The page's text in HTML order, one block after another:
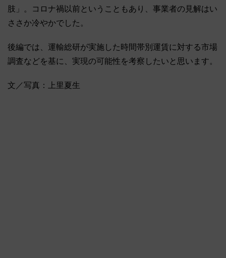
肢」。コロナ禍以前ということもあり、事業者の見解はい
ささか冷やかでした。
後編では、運輸総研が実施した時間帯別運賃に対する市場
調査などを基に、実現の可能性を考察したいと思います。
文／写真：上里夏生